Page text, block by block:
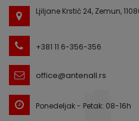
Ljiljane Krstić 24, Zemun,
+381 11 6-356-356
office@antenall.rs
Ponedeljak - Petak: 08-16h